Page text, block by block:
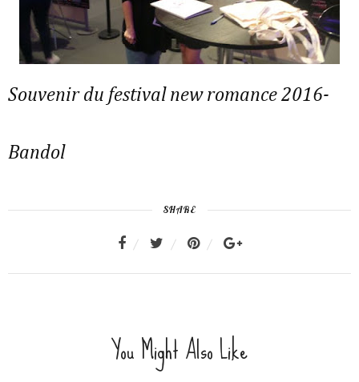
Souvenir du festival new romance 2016-
Bandol
SHARE
You Might Also Like